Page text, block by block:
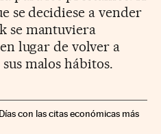
se decidiese a vender
se mantuviera
lugar de volver a
malos hábitos.
con las citas económicas más